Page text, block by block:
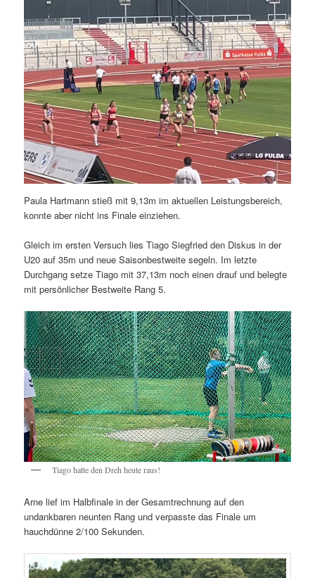
Paula Hartmann stieß mit 9,13m im aktuellen Leistungsbereich,
konnte aber nicht ins Finale einziehen.
Gleich im ersten Versuch lies Tiago Siegfried den Diskus in der
U20 auf 35m und neue Saisonbestweite segeln. Im letzte
Durchgang setze Tiago mit 37,13m noch einen drauf und belegte
mit persönlicher Bestweite Rang 5.
Tiago hatte den Dreh heute raus!
Arne lief im Halbfinale in der Gesamtrechnung auf den
undankbaren neunten Rang und verpasste das Finale um
hauchdünne 2/100 Sekunden.